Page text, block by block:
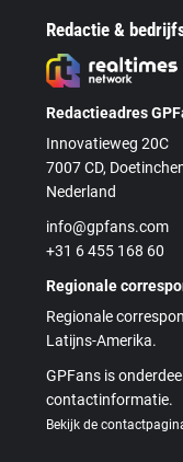
Redactie &
Redactieadres
Innovatieweg 20C
7007 CD,
Nederland
info@gpfans.com
+31 6 455 168 60
Regionale
Regionale
Latijns-Amerika.
GPFans is
contactinformatie.
Bekijk de